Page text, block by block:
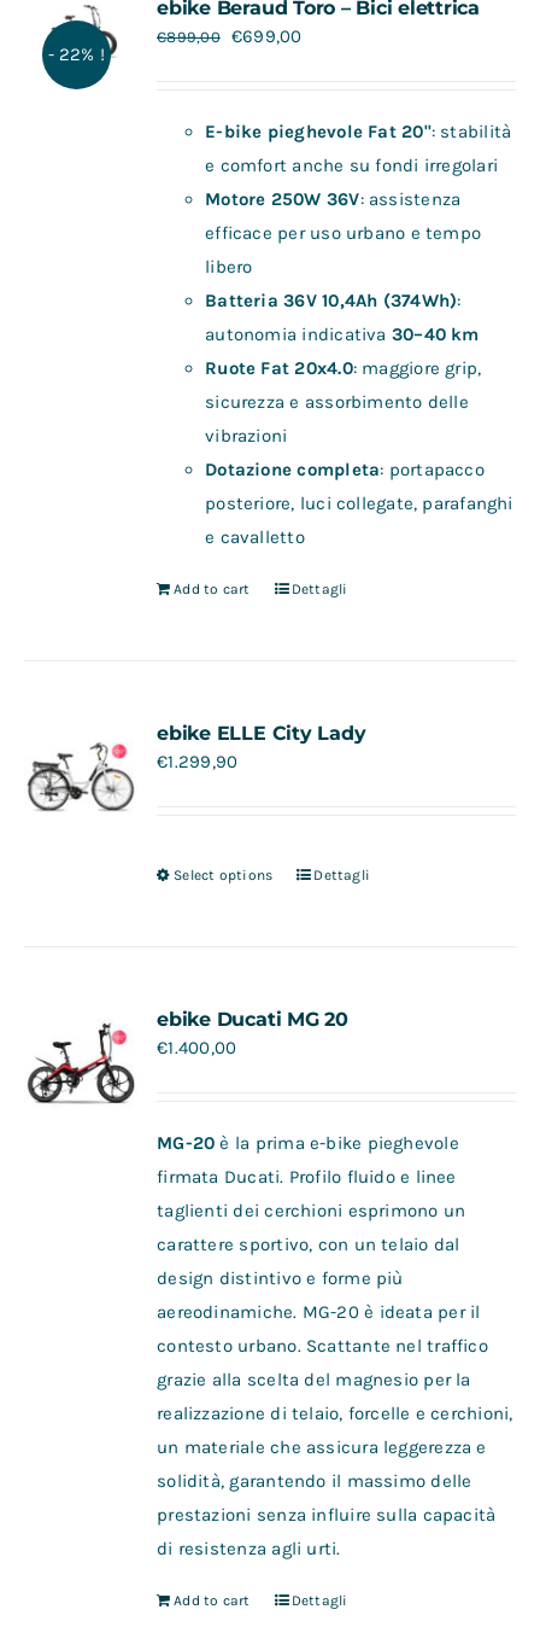
- 22% !
ebike Beraud Toro – Bici elettrica
€899,00 €699,00
E-bike pieghevole Fat 20": stabilità
e comfort anche su fondi irregolari
Motore 250W 36V: assistenza
efficace per uso urbano e tempo
libero
Batteria 36V 10,4Ah (374Wh):
autonomia indicativa 30–40 km
Ruote Fat 20x4.0: maggiore grip,
sicurezza e assorbimento delle
vibrazioni
Dotazione completa: portapacco
posteriore, luci collegate, parafanghi
e cavalletto
Add to cart Dettagli
ebike ELLE City Lady
€1.299,90
Select options Dettagli
ebike Ducati MG 20
€1.400,00
MG-20 è la prima e-bike pieghevole
firmata Ducati. Profilo fluido e linee
taglienti dei cerchioni esprimono un
carattere sportivo, con un telaio dal
design distintivo e forme più
aereodinamiche. MG-20 è ideata per il
contesto urbano. Scattante nel traffico
grazie alla scelta del magnesio per la
realizzazione di telaio, forcelle e cerchioni,
un materiale che assicura leggerezza e
solidità, garantendo il massimo delle
prestazioni senza influire sulla capacità
di resistenza agli urti.
Add to cart Dettagli